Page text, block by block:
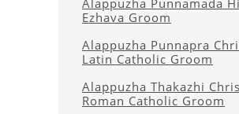
Alappuzha Punnamada
Ezhava Groom
Alappuzha Punnapra
Latin Catholic Groom
Alappuzha Thakazhi
Roman Catholic Groom